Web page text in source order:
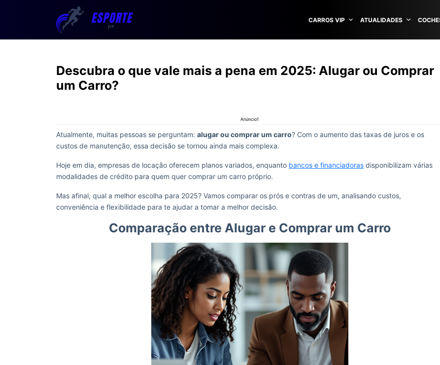
CARROS VIP ATUALIDADES
Descubra o que vale mais a pena em 2025: Alugar ou Comprar
um Carro?
Anúncio1
Atualmente, muitas pessoas se perguntam: alugar ou comprar um carro? Com o aumento das taxas de juros e os
custos de manutenção, essa decisão se tornou ainda mais complexa.
Hoje em dia, empresas de locação oferecem planos variados, enquanto bancos e financiadoras disponibilizam várias
modalidades de crédito para quem quer comprar um carro próprio.
Mas afinal, qual a melhor escolha para 2025? Vamos comparar os prós e contras de um, analisando custos,
conveniência e flexibilidade para te ajudar a tomar a melhor decisão.
Comparação entre Alugar e Comprar um Carro